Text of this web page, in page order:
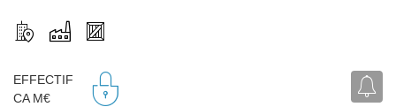
EFFECTIF
CA M€